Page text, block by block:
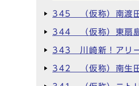
345 （仮称）南渡田
344 （仮称）東扇島
343 川崎新！アリー
342 （仮称）南生田